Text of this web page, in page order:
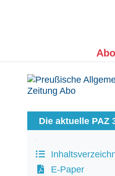
Die aktuelle PAZ
E-Paper